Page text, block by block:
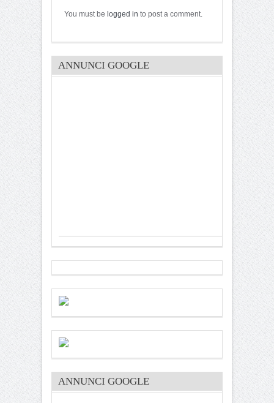
You must be logged in to post a comment.
ANNUNCI GOOGLE
ANNUNCI GOOGLE